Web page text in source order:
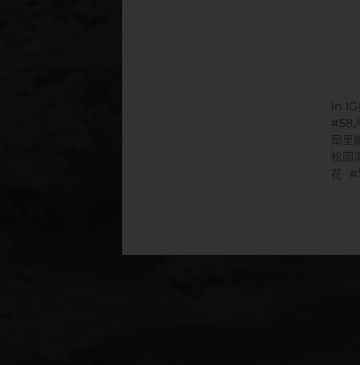
In
58
岡里
松岡
花